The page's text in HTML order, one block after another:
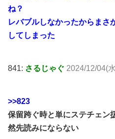
ね？
レバブルしなかったからまさ
してしまった
841: さるじゃぐ 2024/12/04(
>>823
保留跨ぐ時と単にステチェン
然先読みにならない